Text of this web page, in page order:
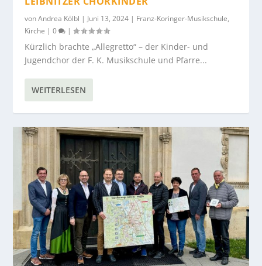
vonAndrea Kölbl | Juni 13, 2024 | Franz-Koringer-Musikschule,
Kirche |0 |
Kürzlich brachte „Allegretto“ – der Kinder- und
Jugendchor der F. K. Musikschule und Pfarre...
WEITERLESEN